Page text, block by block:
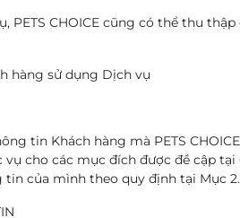
PETS CHOICE cũng có thể thu
hàng sử dụng Dịch vụ
tin Khách hàng mà PETS
cho các mục đích được đề cập
của mình theo quy định tại Mục